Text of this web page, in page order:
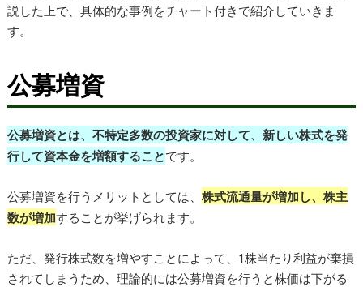
説した上で、具体的な事例をチャート付きで紹介していきま
す。
公募増資
公募増資とは、不特定多数の投資家に対して、新しい株式を発
行して資本金を増額することです。
公募増資を行うメリットとしては、 株式流通量が増加し、株主
数が増加することが挙げられます。
ただ、発行株式数を増やすことによって、1株当たり利益が棄損
されてしまうため、理論的には公募増資を行うと株価は下がる